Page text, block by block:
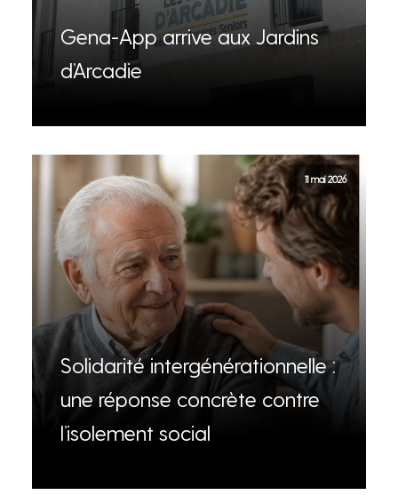
Gena-App arrive aux Jardins
d’Arcadie
11 mai 2026
Solidarité intergénérationnelle :
une réponse concrète contre
l’isolement social